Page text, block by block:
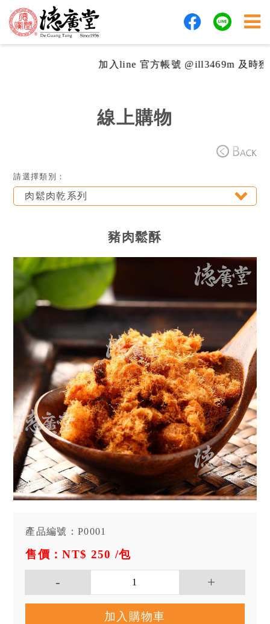
加入line 官方帳號 @ill3469m 及時獲取
線上購物
請選擇類別：
肉鬆肉乾系列
豬肉鬆酥
產品編號：P0001
售價：NT$ 250 /包
加入購物車